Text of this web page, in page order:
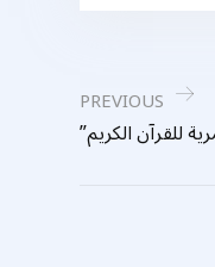
PREVIOUS
للقرآن الكريم”